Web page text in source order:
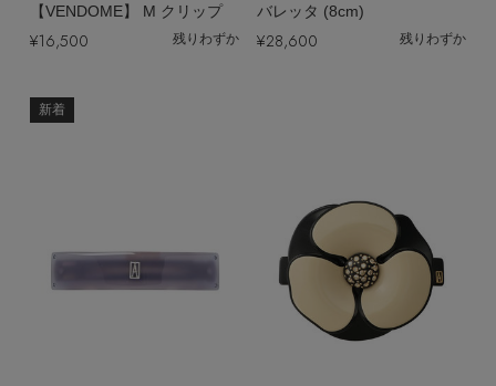
その他(傘・ハンカチ・時計など)
【VENDOME】 M クリップ
¥16,500 残りわずか
バレッタ (8cm)
¥28,600 残りわずか
新着